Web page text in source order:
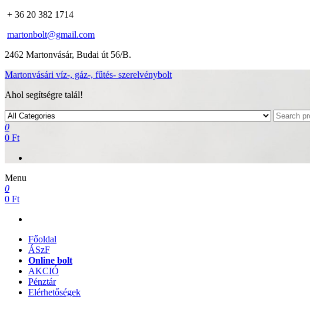
+ 36 20 382 1714
martonbolt@gmail.com
2462 Martonvásár, Budai út 56/B.
Martonvásári víz-, gáz-, fűtés- szerelvénybolt
Ahol segítségre talál!
0
0 Ft
Menu
0
0 Ft
Főoldal
ÁSzF
Online bolt
AKCIÓ
Pénztár
Elérhetőségek